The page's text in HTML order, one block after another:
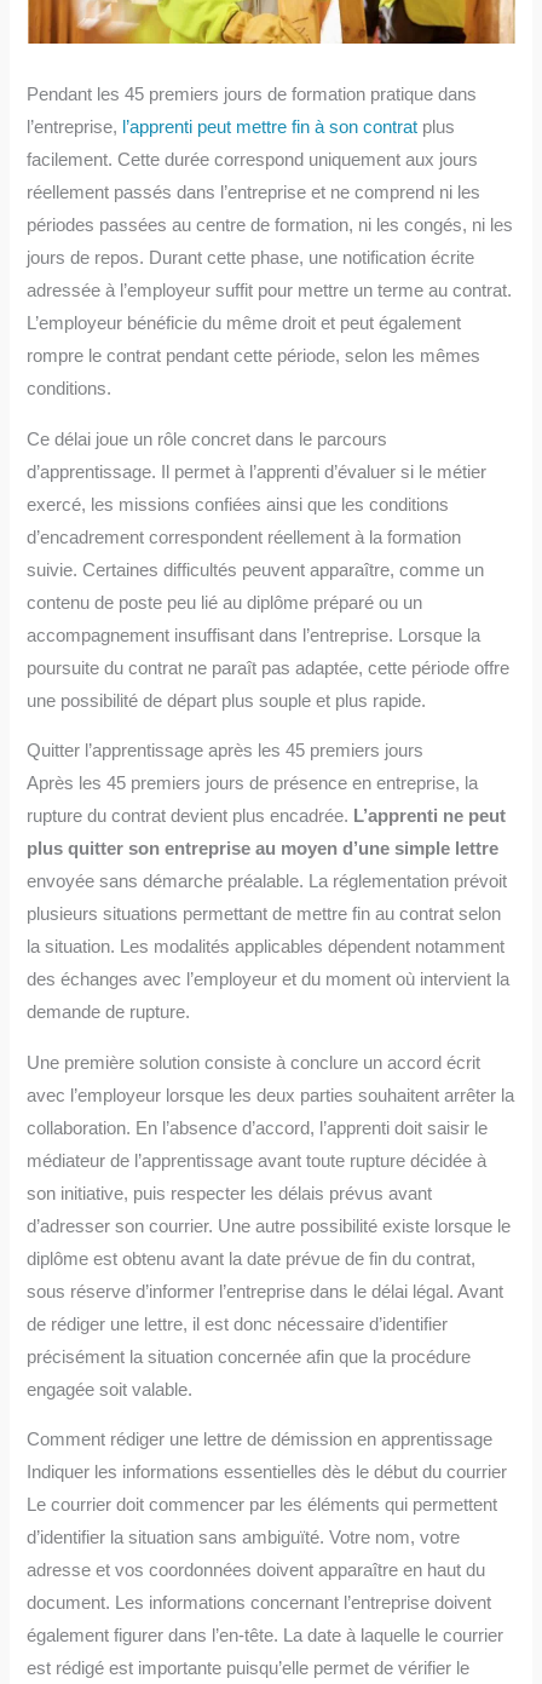
Pendant les 45 premiers jours de formation pratique dans
l’entreprise, l’apprenti peut mettre fin à son contrat plus
facilement. Cette durée correspond uniquement aux jours
réellement passés dans l’entreprise et ne comprend ni les
périodes passées au centre de formation, ni les congés, ni les
jours de repos. Durant cette phase, une notification écrite
adressée à l’employeur suffit pour mettre un terme au contrat.
L’employeur bénéficie du même droit et peut également
rompre le contrat pendant cette période, selon les mêmes
conditions.
Ce délai joue un rôle concret dans le parcours
d’apprentissage. Il permet à l’apprenti d’évaluer si le métier
exercé, les missions confiées ainsi que les conditions
d’encadrement correspondent réellement à la formation
suivie. Certaines difficultés peuvent apparaître, comme un
contenu de poste peu lié au diplôme préparé ou un
accompagnement insuffisant dans l’entreprise. Lorsque la
poursuite du contrat ne paraît pas adaptée, cette période offre
une possibilité de départ plus souple et plus rapide.
Quitter l’apprentissage après les 45 premiers jours
Après les 45 premiers jours de présence en entreprise, la
rupture du contrat devient plus encadrée. L’apprenti ne peut
plus quitter son entreprise au moyen d’une simple lettre
envoyée sans démarche préalable. La réglementation prévoit
plusieurs situations permettant de mettre fin au contrat selon
la situation. Les modalités applicables dépendent notamment
des échanges avec l’employeur et du moment où intervient la
demande de rupture.
Une première solution consiste à conclure un accord écrit
avec l’employeur lorsque les deux parties souhaitent arrêter la
collaboration. En l’absence d’accord, l’apprenti doit saisir le
médiateur de l’apprentissage avant toute rupture décidée à
son initiative, puis respecter les délais prévus avant
d’adresser son courrier. Une autre possibilité existe lorsque le
diplôme est obtenu avant la date prévue de fin du contrat,
sous réserve d’informer l’entreprise dans le délai légal. Avant
de rédiger une lettre, il est donc nécessaire d’identifier
précisément la situation concernée afin que la procédure
engagée soit valable.
Comment rédiger une lettre de démission en apprentissage
Indiquer les informations essentielles dès le début du courrier
Le courrier doit commencer par les éléments qui permettent
d’identifier la situation sans ambiguïté. Votre nom, votre
adresse et vos coordonnées doivent apparaître en haut du
document. Les informations concernant l’entreprise doivent
également figurer dans l’en-tête. La date à laquelle le courrier
est rédigé est importante puisqu’elle permet de vérifier le